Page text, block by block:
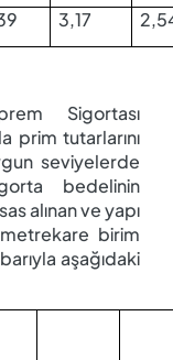
3,17
Sigortası
prim tutarlarını
seviyelerde
bedelinin
alınan ve yapı
birim
aşağıdaki